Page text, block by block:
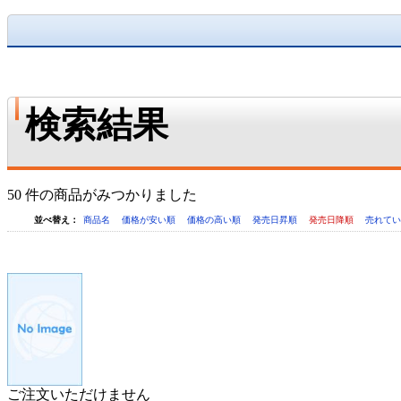
検索結果
50 件の商品がみつかりました
並べ替え： 商品名 価格が安い順 価格の高い順 発売日昇順 発売日降順 売れて
ご注文いただけません